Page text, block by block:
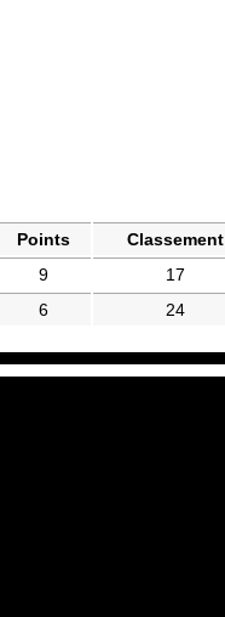
Points
Classement
9
17
6 24